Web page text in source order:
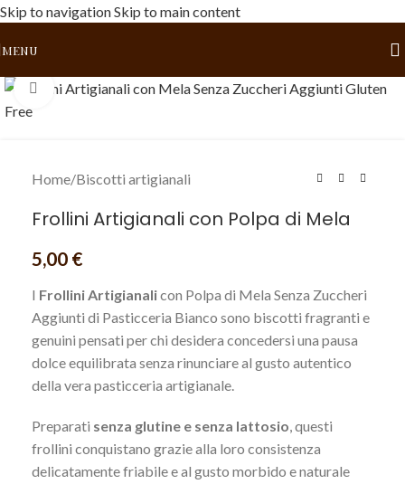
Skip to navigationSkip to main content
MENU
Click to enlarge
Home/Biscotti artigianali
Frollini Artigianali con Polpa di Mela
5,00 €
I Frollini Artigianalicon Polpa di Mela Senza Zuccheri
Aggiunti di Pasticceria Bianco sono biscotti fragranti e
genuini pensati per chi desidera concedersi una pausa
dolce equilibrata senza rinunciare al gusto autentico
della vera pasticceria artigianale.
Preparati senza glutine e senza lattosio, questi
frollini conquistano grazie alla loro consistenza
delicatamente friabile e al gusto morbido e naturale